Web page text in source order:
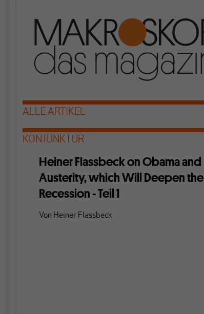
ALLE ARTIKEL
KONJUNKTUR
Heiner Flassbeck on Obama and
Austerity, which Will Deepen the
Recession - Teil 1
Von Heiner Flassbeck